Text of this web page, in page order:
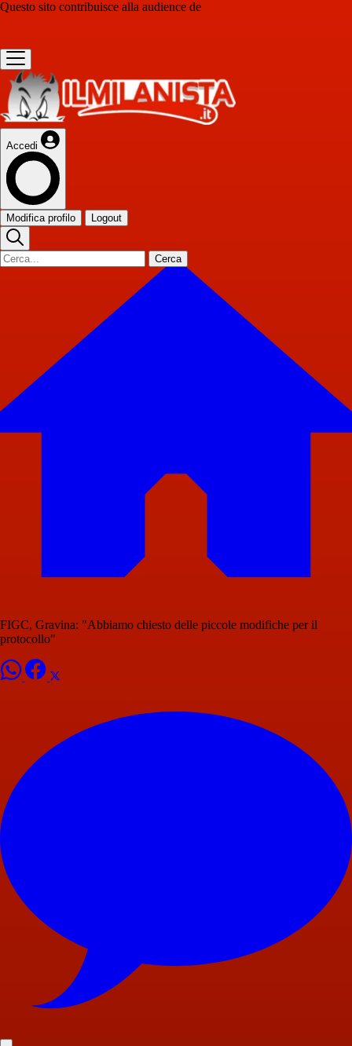
Questo sito contribuisce alla audience de
Accedi
Modifica profilo Logout
Cerca
FIGC, Gravina: "Abbiamo chiesto delle piccole modifiche per il
protocollo"